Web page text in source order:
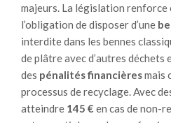
majeurs. La législation
l’obligation de disposer d’une
interdite dans les bennes
de plâtre avec d’autres déchets
des pénalités financièresmais
processus de recyclage. Avec
atteindre 145 € en cas de non-